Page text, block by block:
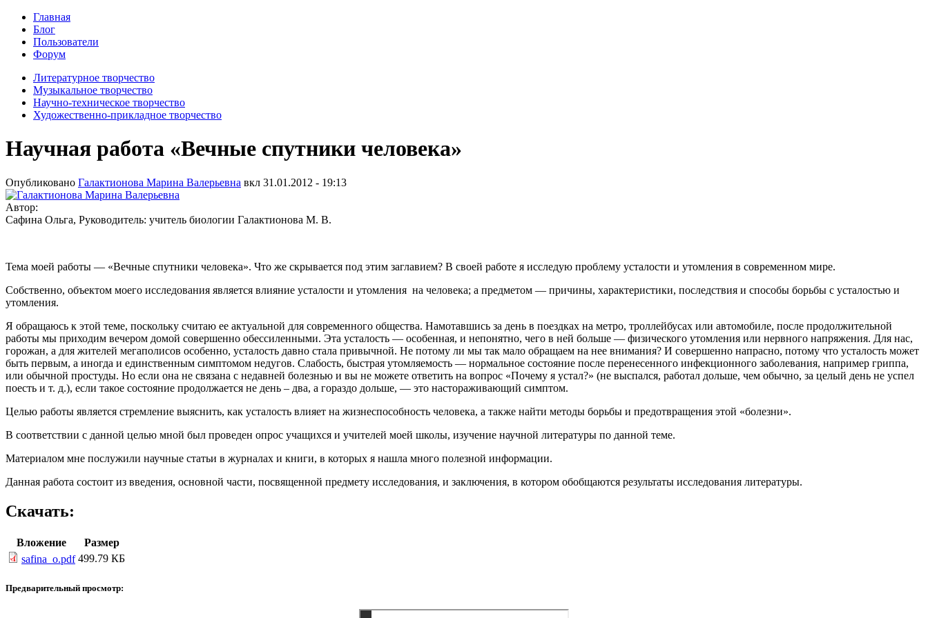
Главная
Блог
Пользователи
Форум
Литературное творчество
Музыкальное творчество
Научно-техническое творчество
Художественно-прикладное творчество
Научная работа «Вечные спутники человека»
Опубликовано Галактионова Марина Валерьевна вкл 31.01.2012 - 19:13
Автор:
Сафина Ольга, Руководитель: учитель биологии Галактионова М. В.
Тема моей работы — «Вечные спутники человека». Что же скрывается под этим заглавием? В своей работе я исследую проблему усталости и утомления в современном мире.
Собственно, объектом моего исследования является влияние усталости и утомления на человека; а предметом — причины, характеристики, последствия и способы борьбы с усталостью и
утомления.
Я обращаюсь к этой теме, поскольку считаю ее актуальной для современного общества. Намотавшись за день в поездках на метро, троллейбусах или автомобиле, после продолжительной
работы мы приходим вечером домой совершенно обессиленными. Эта усталость — особенная, и непонятно, чего в ней больше — физического утомления или нервного напряжения. Для нас,
горожан, а для жителей мегаполисов особенно, усталость давно стала привычной. Не потому ли мы так мало обращаем на нее внимания? И совершенно напрасно, потому что усталость может
быть первым, а иногда и единственным симптомом недугов. Слабость, быстрая утомляемость — нормальное состояние после перенесенного инфекционного заболевания, например гриппа,
или обычной простуды. Но если она не связана с недавней болезнью и вы не можете ответить на вопрос «Почему я устал?» (не выспался, работал дольше, чем обычно, за целый день не успел
поесть и т. д.), если такое состояние продолжается не день­­ – два, а гораздо дольше, — это настораживающий симптом.
Целью работы является стремление выяснить, как усталость влияет на жизнеспособность человека, а также найти методы борьбы и предотвращения этой «болезни».
В соответствии с данной целью мной был проведен опрос учащихся и учителей моей школы, изучение научной литературы по данной теме.
Материалом мне послужили научные статьи в журналах и книги, в которых я нашла много полезной информации.
Данная работа состоит из введения, основной части, посвященной предмету исследования, и заключения, в котором обобщаются результаты исследования литературы.
Скачать:
Вложение
Размер
safina_o.pdf 499.79 КБ
Предварительный просмотр: